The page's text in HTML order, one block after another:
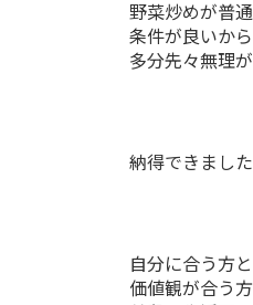
野菜炒めが普
条件が良いか
多分先々無理
納得できました
自分に合う方と
価値観が合う方